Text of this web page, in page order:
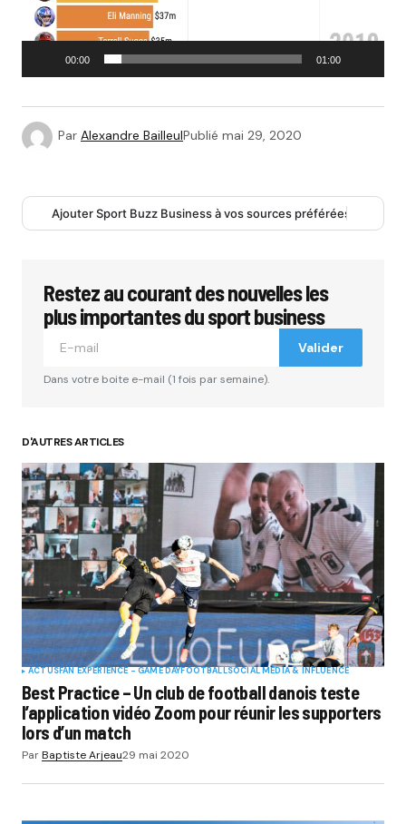
00:00 01:00
Par Alexandre BailleulPublié mai 29, 2020
Ajouter Sport Buzz Business à vos sources préférées
Restez au courant des nouvelles les
plus importantes du sport business
Valider
Dans votre boite e-mail (1 fois par semaine).
D'AUTRES ARTICLES
ACTUSFAN EXPERIENCE - GAME DAYFOOTBALLSOCIAL MÉDIA & INFLUENCE
Best Practice – Un club de football danois teste
l’application vidéo Zoom pour réunir les supporters
lors d’un match
ParBaptiste Arjeau29 mai 2020